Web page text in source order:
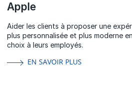
Apple
Aider les clients à proposer une
plus personnalisée et plus moderne
choix à leurs employés.
EN SAVOIR PLUS